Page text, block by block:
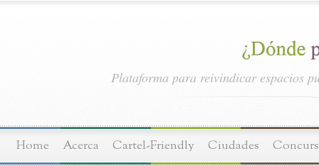
Plataforma para reivindicar espacios
Home Acerca Cartel-Friendly Ciudades